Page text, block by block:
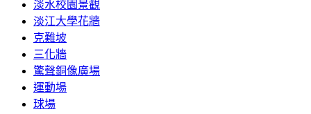
淡水校園景觀
淡江大學花牆
克難坡
三化牆
驚聲銅像廣場
運動場
球場